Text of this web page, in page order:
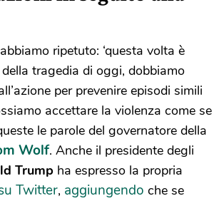
ripetuto: ‘questa volta è
della tragedia di oggi, dobbiamo
per prevenire episodi simili
accettare la violenza come se
le parole del governatore della
Wolf. Anche il presidente degli
Trump ha espresso la propria
Twitter, aggiungendo che se